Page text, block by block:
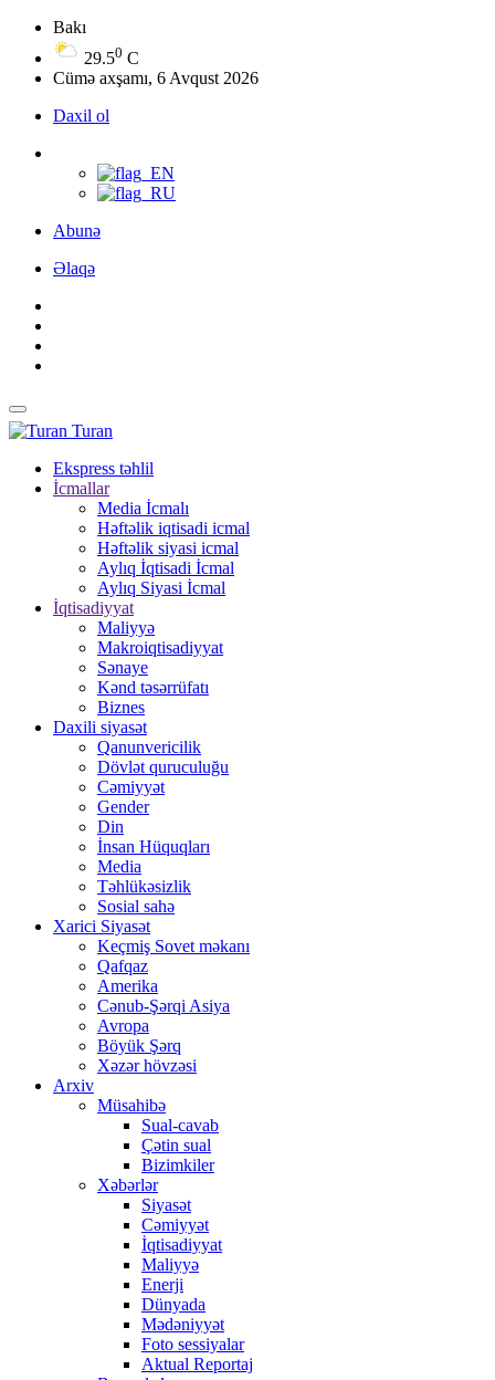
Bakı
29.50 C
Cümə axşamı, 6 Avqust 2026
Daxil ol
Abunə
Əlaqə
Turan
Ekspress təhlil
İcmallar
Media İcmalı
Həftəlik iqtisadi icmal
Həftəlik siyasi icmal
Aylıq İqtisadi İcmal
Aylıq Siyasi İcmal
İqtisadiyyat
Maliyyə
Makroiqtisadiyyat
Sənaye
Kənd təsərrüfatı
Biznes
Daxili siyasət
Qanunvericilik
Dövlət quruculuğu
Cəmiyyət
Gender
Din
İnsan Hüquqları
Media
Təhlükəsizlik
Sosial sahə
Xarici Siyasət
Keçmiş Sovet məkanı
Qafqaz
Amerika
Cənub-Şərqi Asiya
Avropa
Böyük Şərq
Xəzər hövzəsi
Arxiv
Müsahibə
Sual-cavab
Çətin sual
Bizimkiler
Xəbərlər
Siyasət
Cəmiyyət
İqtisadiyyat
Maliyyə
Enerji
Dünyada
Mədəniyyət
Foto sessiyalar
Aktual Reportaj